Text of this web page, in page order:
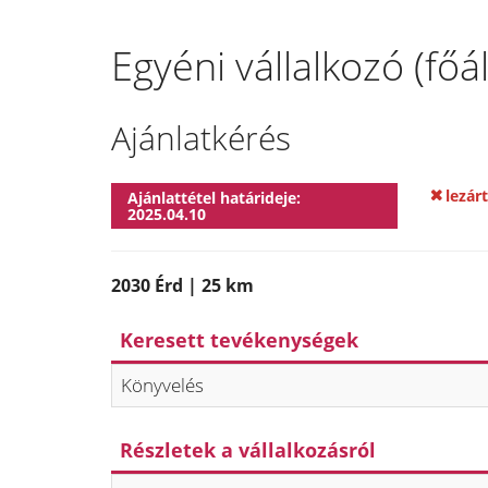
Egyéni vállalkozó
Ajánlatkérés
Ajánlattétel határideje:
2025.04.10
lezárt
2030 Érd | 25 km
Keresett tevékenységek
Könyvelés
Részletek a vállalkozásról